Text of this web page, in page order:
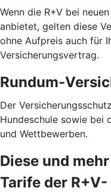
Wenn die R+V bei
anbietet, gelten diese
ohne Aufpreis auch für
Versicherungsvertrag.
Rundum-
Der
Hundeschule sowie bei
und Wettbewerben.
Diese und
Tarife der R+V-